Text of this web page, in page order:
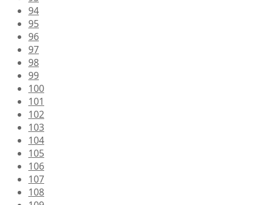
94
95
96
97
98
99
100
101
102
103
104
105
106
107
108